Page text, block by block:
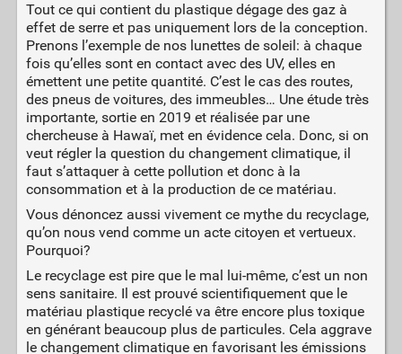
Tout ce qui contient du plastique dégage des gaz à
effet de serre et pas uniquement lors de la conception.
Prenons l’exemple de nos lunettes de soleil: à chaque
fois qu’elles sont en contact avec des UV, elles en
émettent une petite quantité. C’est le cas des routes,
des pneus de voitures, des immeubles… Une étude très
importante, sortie en 2019 et réalisée par une
chercheuse à Hawaï, met en évidence cela. Donc, si on
veut régler la question du changement climatique, il
faut s’attaquer à cette pollution et donc à la
consommation et à la production de ce matériau.
Vous dénoncez aussi vivement ce mythe du recyclage,
qu’on nous vend comme un acte citoyen et vertueux.
Pourquoi?
Le recyclage est pire que le mal lui-même, c’est un non
sens sanitaire. Il est prouvé scientifiquement que le
matériau plastique recyclé va être encore plus toxique
en générant beaucoup plus de particules. Cela aggrave
le changement climatique en favorisant les émissions